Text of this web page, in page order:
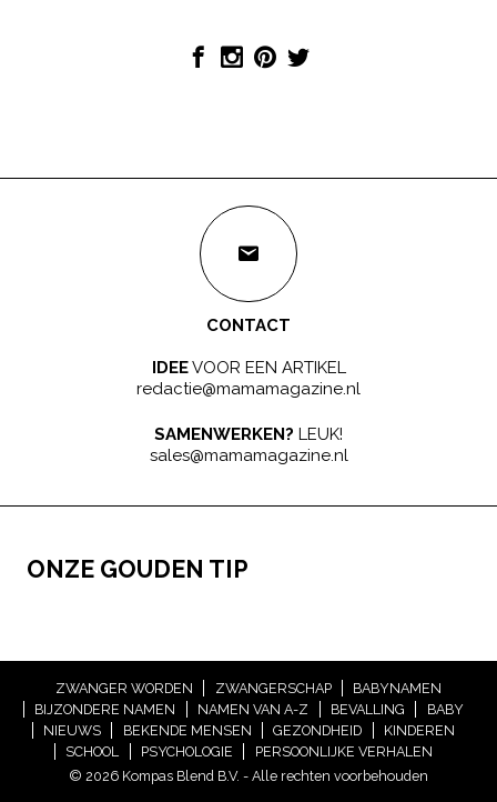
CONTACT
IDEEVOOR EEN ARTIKEL
redactie@mamamagazine.nl
SAMENWERKEN? LEUK!
sales@mamamagazine.nl
ONZE GOUDEN TIP
ZWANGER WORDEN ZWANGERSCHAP
BABYNAMEN
BIJZONDERE NAMEN
NAMEN VAN A-Z BEVALLING
BABY
NIEUWS
BEKENDE MENSEN GEZONDHEID
KINDEREN
SCHOOL
PSYCHOLOGIE
PERSOONLIJKE VERHALEN
© 2026 Kompas Blend B.V. - Alle rechten voorbehouden